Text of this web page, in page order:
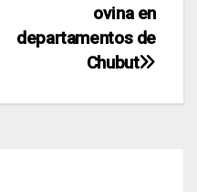
ovina en
departamentos de
Chubut